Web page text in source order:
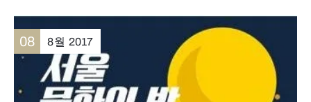
08 8월 2017